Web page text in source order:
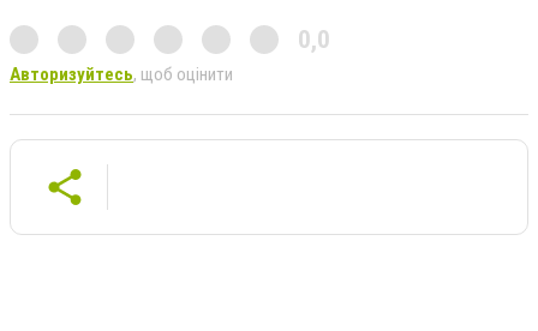
0,0
Авторизуйтесь, щоб оцінити